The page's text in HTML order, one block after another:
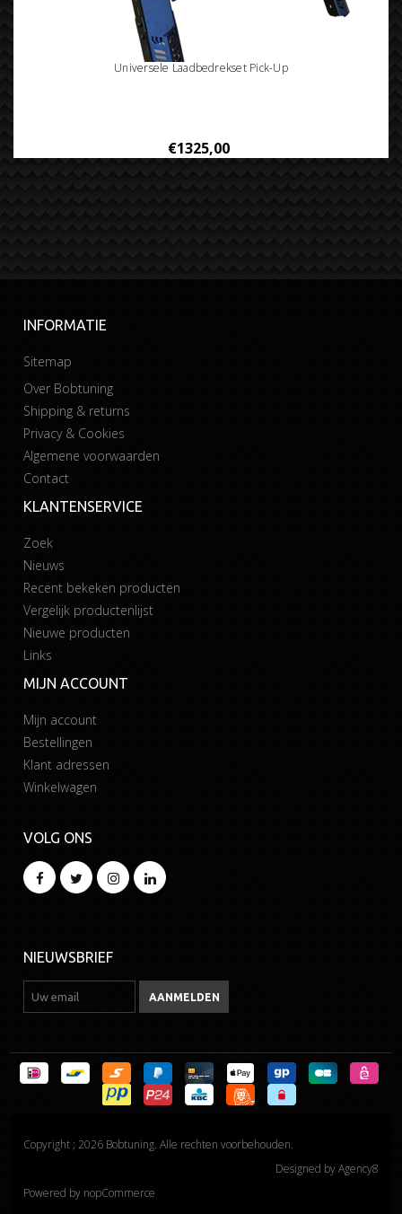
Universele Laadbedrekset Pick-Up
€1325,00
INFORMATIE
Sitemap
Over Bobtuning
Shipping & returns
Privacy & Cookies
Algemene voorwaarden
Contact
KLANTENSERVICE
Zoek
Nieuws
Recent bekeken producten
Vergelijk productenlijst
Nieuwe producten
Links
MIJN ACCOUNT
Mijn account
Bestellingen
Klant adressen
Winkelwagen
VOLG ONS
NIEUWSBRIEF
Copyright ; 2026 Bobtuning. Alle rechten voorbehouden.
Designed byAgency8
Powered by nopCommerce